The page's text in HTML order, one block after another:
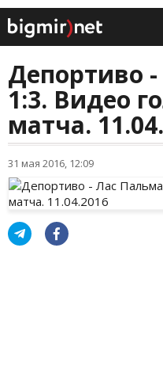
Депортиво
1:3. Видео
матча.
31 мая 2016, 12:09